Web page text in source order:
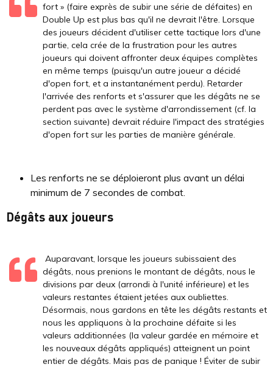
fort » (faire exprès de subir une série de défaites) en
Double Up est plus bas qu'il ne devrait l'être. Lorsque
des joueurs décident d'utiliser cette tactique lors d'une
partie, cela crée de la frustration pour les autres
joueurs qui doivent affronter deux équipes complètes
en même temps (puisqu'un autre joueur a décidé
d'open fort, et a instantanément perdu). Retarder
l'arrivée des renforts et s'assurer que les dégâts ne se
perdent pas avec le système d'arrondissement (cf. la
section suivante) devrait réduire l'impact des stratégies
d'open fort sur les parties de manière générale.
Les renforts ne se déploieront plus avant un délai
minimum de 7 secondes de combat.
Dégâts aux joueurs
Auparavant, lorsque les joueurs subissaient des
dégâts, nous prenions le montant de dégâts, nous le
divisions par deux (arrondi à l'unité inférieure) et les
valeurs restantes étaient jetées aux oubliettes.
Désormais, nous gardons en tête les dégâts restants et
nous les appliquons à la prochaine défaite si les
valeurs additionnées (la valeur gardée en mémoire et
les nouveaux dégâts appliqués) atteignent un point
entier de dégâts. Mais pas de panique ! Éviter de subir